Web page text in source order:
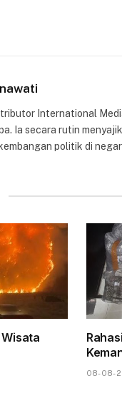
International
Ia secara rutin
politik di
08-08-